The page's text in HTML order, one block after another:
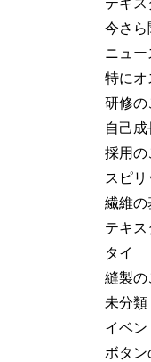
今さら
ニュ
特にオ
研修の
自己成
採用の
スピ
繊維の
テキ
タイ
縫製の
未分類
イベン
ボタン